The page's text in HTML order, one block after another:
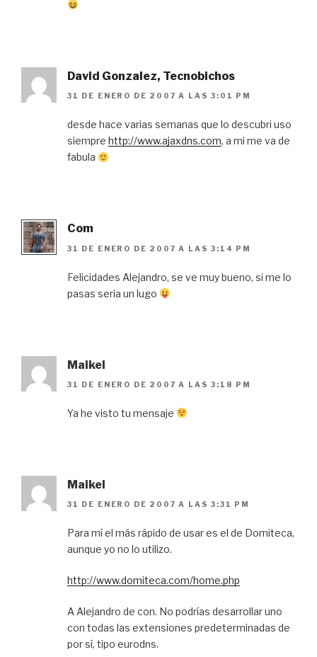
David Gonzalez, Tecnobichos
31 DE ENERO DE 2007 A LAS 3:01 PM
desde hace varias semanas que lo descubri uso
siempre http://www.ajaxdns.com, a mi me va de
fabula
Com
31 DE ENERO DE 2007 A LAS 3:14 PM
Felicidades Alejandro, se ve muy bueno, si me lo
pasas seria un lugo
Maikel
31 DE ENERO DE 2007 A LAS 3:18 PM
Ya he visto tu mensaje
Maikel
31 DE ENERO DE 2007 A LAS 3:31 PM
Para mí el más rápido de usar es el de Domiteca,
aunque yo no lo utilizo.
http://www.domiteca.com/home.php
A Alejandro de con. No podrías desarrollar uno
con todas las extensiones predeterminadas de
por sí, tipo eurodns.